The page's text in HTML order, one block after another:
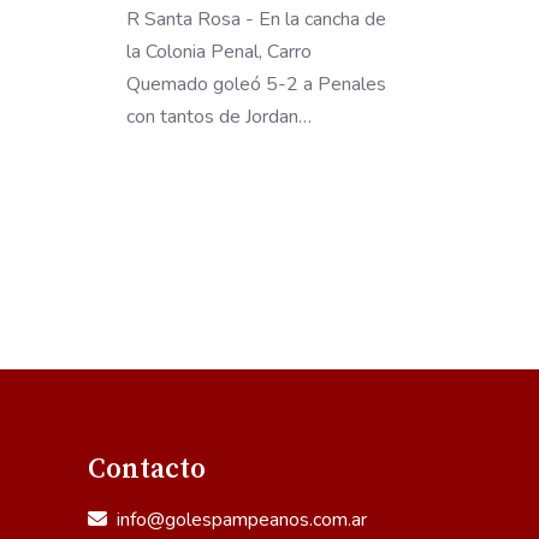
R Santa Rosa - En la cancha de
la Colonia Penal, Carro
Quemado goleó 5-2 a Penales
con tantos de Jordan…
Contacto
info@golespampeanos.com.ar